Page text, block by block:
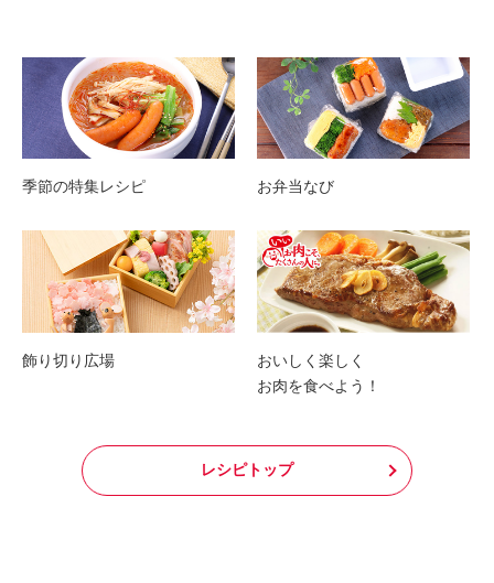
季節の特集レシピ お弁当なび
飾り切り広場
おいしく楽しく
お肉を食べよう！
レシピトップ